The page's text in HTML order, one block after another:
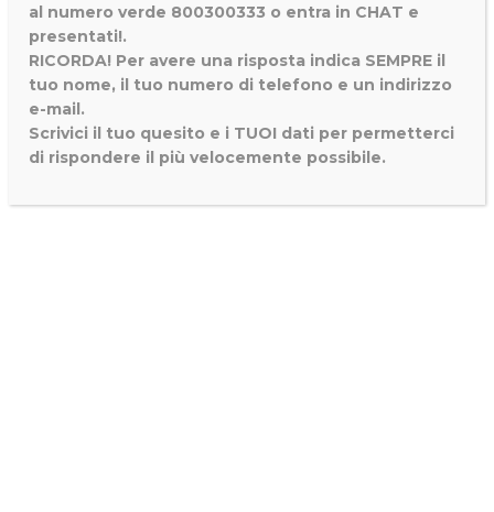
al numero verde 800300333 o entra in CHAT e
presentati!.
RICORDA! Per avere una risposta indica SEMPRE il
tuo nome, il tuo numero di telefono e un indirizzo
e-mail.
Scrivici il tuo quesito e i TUOI dati per permetterci
di rispondere il più velocemente possibile.